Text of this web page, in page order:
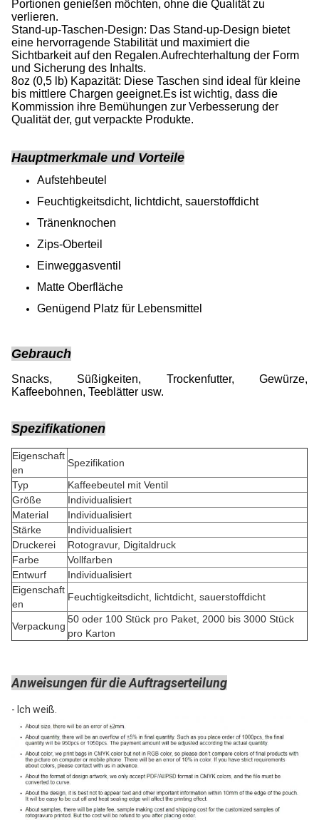
Portionen genießen möchten, ohne die Qualität zu
verlieren.
Stand-up-Taschen-Design: Das Stand-up-Design bietet
eine hervorragende Stabilität und maximiert die
Sichtbarkeit auf den Regalen.Aufrechterhaltung der Form
und Sicherung des Inhalts.
8oz (0,5 lb) Kapazität: Diese Taschen sind ideal für kleine
bis mittlere Chargen geeignet.Es ist wichtig, dass die
Kommission ihre Bemühungen zur Verbesserung der
Qualität der, gut verpackte Produkte.
Hauptmerkmale und Vorteile
Aufstehbeutel
Feuchtigkeitsdicht, lichtdicht, sauerstoffdicht
Tränenknochen
Zips-Oberteil
Einweggasventil
Matte Oberfläche
Genügend Platz für Lebensmittel
Gebrauch
Snacks, Süßigkeiten, Trockenfutter, Gewürze,
Kaffeebohnen, Teeblätter usw.
Spezifikationen
Eigenschaft
en
Spezifikation
Typ
Kaffeebeutel mit Ventil
Größe
Individualisiert
Material
Individualisiert
Stärke
Individualisiert
Druckerei
Rotogravur, Digitaldruck
Farbe
Vollfarben
Entwurf
Individualisiert
Eigenschaft
en
Feuchtigkeitsdicht, lichtdicht, sauerstoffdicht
Verpackung
50 oder 100 Stück pro Paket, 2000 bis 3000 Stück
pro Karton
Anweisungen für die Auftragserteilung
- Ich weiß.